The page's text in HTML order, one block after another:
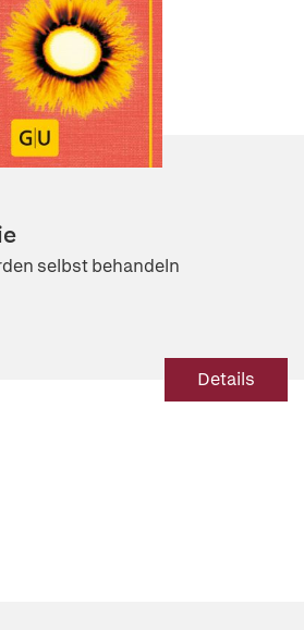
selbst behandeln
Details